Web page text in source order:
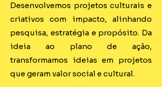
Desenvolvemos projetos culturais e
criativos com impacto, alinhando
pesquisa, estratégia e propósito. Da
ideia ao plano de ação,
transformamos ideias em projetos
que geram valor social e cultural.